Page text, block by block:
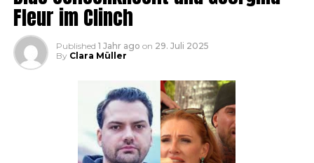
Fleur im Clinch
Published 1 Jahr ago on 29. Juli 2025
By Clara Müller